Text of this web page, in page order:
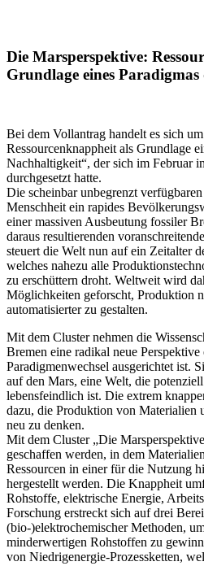
Die Marsperspektive:
Grundlage eines
Bei dem Vollantrag handelt es sich
Ressourcenknappheit als Grundlage
Nachhaltigkeit“, der sich im Februar
durchgesetzt hatte.
Die scheinbar unbegrenzt
Menschheit ein rapides
einer massiven Ausbeutung fossiler
daraus resultierenden
steuert die Welt nun auf ein Zeitalter
welches nahezu alle
zu erschüttern droht. Weltweit wird
Möglichkeiten geforscht, Produktion
automatisierter zu gestalten.
Mit dem Cluster nehmen die
Bremen eine radikal neue
Paradigmenwechsel ausgerichtet ist.
auf den Mars, eine Welt, die
lebensfeindlich ist. Die extrem
dazu, die Produktion von Materialien
neu zu denken.
Mit dem Cluster „Die
geschaffen werden, in dem
Ressourcen in einer für die Nutzung
hergestellt werden. Die Knappheit
Rohstoffe, elektrische Energie,
Forschung erstreckt sich auf drei
(bio-)elektrochemischer Methoden,
minderwertigen Rohstoffen zu
von Niedrigenergie-Prozessketten,